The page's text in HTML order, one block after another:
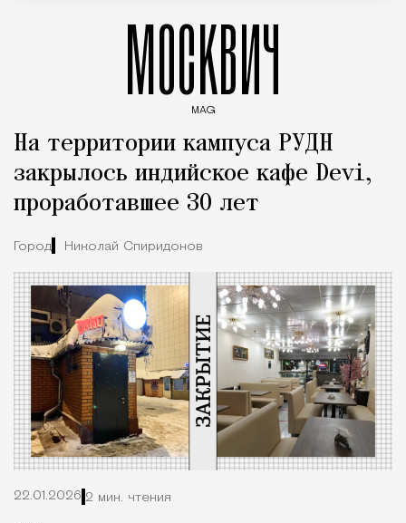
МОСКВИЧ
MAG
На территории кампуса РУДН
закрылось индийское кафе Devi,
проработавшее 30 лет
Город Николай Спиридонов
22.01.2026 2 мин. чтения